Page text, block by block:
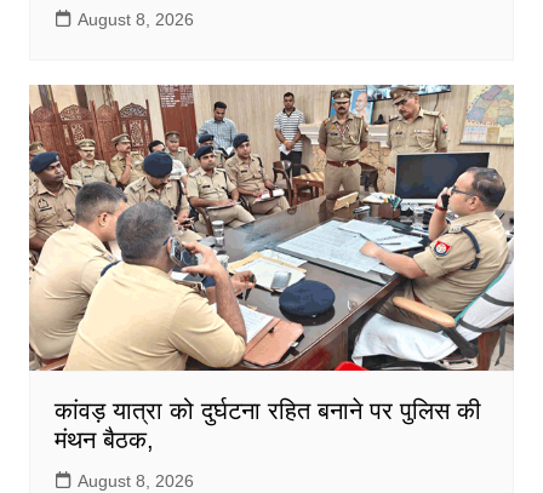
August 8, 2026
कांवड़ यात्रा को दुर्घटना रहित बनाने पर पुलिस की
मंथन बैठक,
August 8, 2026